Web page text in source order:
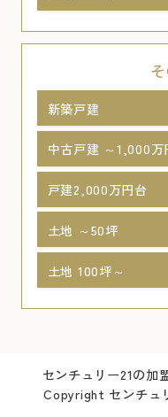
新築戸建
中古戸建 ～1,000万
戸建2,000万円台
土地 ～50坪
土地 100坪～
センチュリー21の加
Copyright センチュ